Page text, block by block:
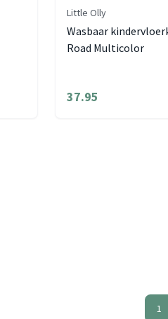
Little Olly
Wasbaar
Road Multicolor
37.95
1